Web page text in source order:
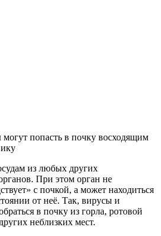
попасть в почку восходящим
из любых других
При этом орган не
с почкой, а может находиться
от неё. Так, вирусы и
в почку из горла, ротовой
неблизких мест.